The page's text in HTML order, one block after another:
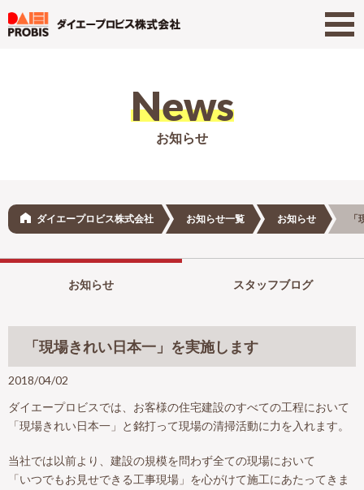
News
お知らせ
ダイエープロビス株式会社 お知らせ一覧 お知らせ
お知らせ スタッフブログ
「現場きれい日本一」を実施します
2018/04/02
ダイエープロビスでは、お客様の住宅建設のすべての工程において
「現場きれい日本一」と銘打って現場の清掃活動に力を入れます。
当社では以前より、建設の規模を問わず全ての現場において
「いつでもお見せできる工事現場」を心がけて施工にあたってきま